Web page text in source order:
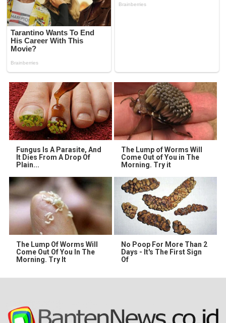
Fungus Is A Parasite, And
It Dies From A Drop Of
Plain...
The Lump of Worms Will
Come Out of You in The
Morning. Try it
The Lump Of Worms Will
Come Out Of You In The
Morning. Try It
No Poop For More Than 2
Days - It's The First Sign
Of